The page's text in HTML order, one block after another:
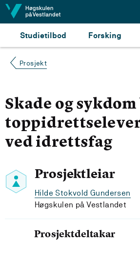
Hopp til innhald
Studietilbod Forsking
Prosjekt
Skade og
ved idrettsfag
Prosjektleiar
Hilde Stokvold Gundersen
Høgskulen på Vestlandet
Prosjektdeltakar